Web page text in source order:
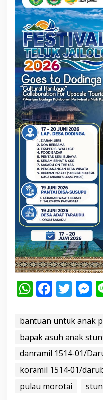
W
at
s
A
p
p
F
e
b
o
o
k
T
itt
er e
n
g
bantuan untuk anak
bapak asuh anak
danramil 1514-01/
koramil 1514-01/
pulau morotai